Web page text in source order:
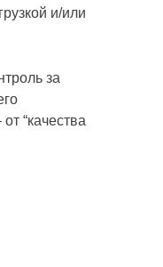
и/или
за
“качества